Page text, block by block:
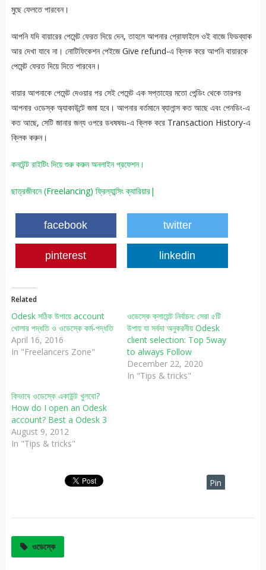
মুছে ফেলতে পারবেন।
আপনি যদি বায়ারের পেমেন্ট ফেরত দিয়ে দেন, তাহলে আপনার প্রোফাইলে ওই বাজে ফিডব্যাক
আর দেখা যাবে না। নোটিফিকেশন পেইজে Give refund-এ ক্লিক করে আপনি বায়ারকে
পেমেন্ট ফেরত দিয়ে দিতে পারবেন।
বায়ার আপনাকে পেমেন্ট দেওয়ার পর সেই পেমেন্ট এক সপ্তাহের মতো পেন্ডিং থেকে তারপর
আপনার ওডেস্ক অ্যাকাউন্টে জমা হবে। আপনার বর্তমানে ব্যালান্স কত আছে এবং পেনডিং-এ
কত আছে, সেটি জানার জন্য ওপরে ডধষষবঃ-এ ক্লিক করে Transaction History-এ
ক্লিক করুন।
কনটেন্ট রাইটিং দিয়ে শুরু করুন অনলাইন প্রফেশন।
ছাত্রজীবনে (Freelancing) ফ্রিল্যান্সিং ক্যারিয়ার|
facebook twitter
pinterest linkedin
Related
Odesk সঠিক উপায়ে account
খোলার পদ্ধতি ও ওডেস্কে কর্ম-পদ্ধতি
April 16, 2016
In "Freelancers Zone"
ওডেস্কে ক্লায়েন্ট নির্বাচন: সেরা ৫টি
উপায় যা সর্বদা অনুকরনীয় Odesk
client selection: Top 5way
to always Follow
December 22, 2020
In "Tips & tricks"
কিভাবে ওডেস্কে একাউন্ট খুলবো?
How do I open an Odesk
account? Best a Odesk 3
August 9, 2012
In "Tips & tricks"
Pin
ওডেস্কে